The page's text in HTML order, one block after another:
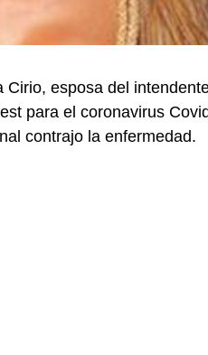
esposa del
para el coronavirus
contrajo la enfermedad.